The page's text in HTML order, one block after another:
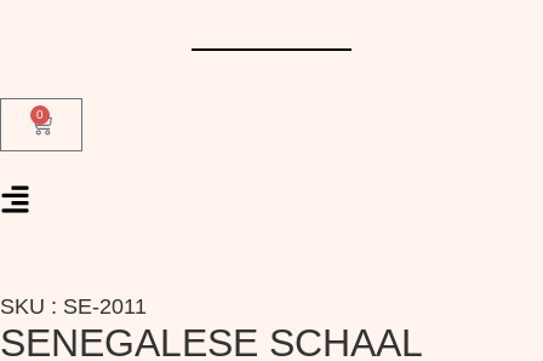
0
SKU : SE-2011
SENEGALESE SCHAAL